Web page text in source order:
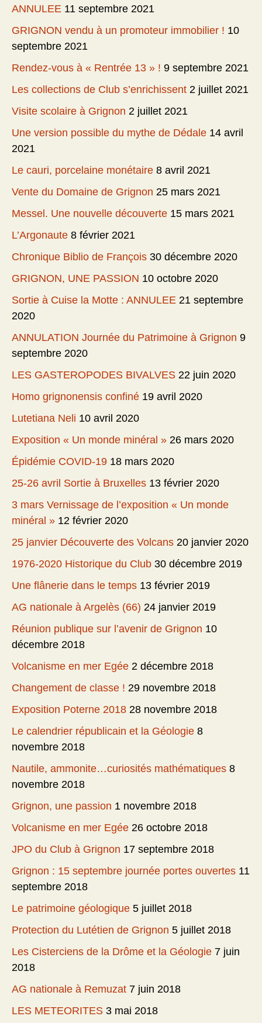
ANNULEE 11 septembre 2021
GRIGNON vendu à un promoteur immobilier ! 10
septembre 2021
Rendez-vous à « Rentrée 13 » ! 9 septembre 2021
Les collections de Club s’enrichissent 2 juillet 2021
Visite scolaire à Grignon 2 juillet 2021
Une version possible du mythe de Dédale 14 avril
2021
Le cauri, porcelaine monétaire 8 avril 2021
Vente du Domaine de Grignon 25 mars 2021
Messel. Une nouvelle découverte 15 mars 2021
L’Argonaute 8 février 2021
Chronique Biblio de François 30 décembre 2020
GRIGNON, UNE PASSION 10 octobre 2020
Sortie à Cuise la Motte : ANNULEE 21 septembre
2020
ANNULATION Journée du Patrimoine à Grignon 9
septembre 2020
LES GASTEROPODES BIVALVES 22 juin 2020
Homo grignonensis confiné 19 avril 2020
Lutetiana Neli 10 avril 2020
Exposition « Un monde minéral » 26 mars 2020
Épidémie COVID-19 18 mars 2020
25-26 avril Sortie à Bruxelles 13 février 2020
3 mars Vernissage de l’exposition « Un monde
minéral » 12 février 2020
25 janvier Découverte des Volcans 20 janvier 2020
1976-2020 Historique du Club 30 décembre 2019
Une flânerie dans le temps 13 février 2019
AG nationale à Argelès (66) 24 janvier 2019
Réunion publique sur l’avenir de Grignon 10
décembre 2018
Volcanisme en mer Egée 2 décembre 2018
Changement de classe ! 29 novembre 2018
Exposition Poterne 2018 28 novembre 2018
Le calendrier républicain et la Géologie 8
novembre 2018
Nautile, ammonite…curiosités mathématiques 8
novembre 2018
Grignon, une passion 1 novembre 2018
Volcanisme en mer Egée 26 octobre 2018
JPO du Club à Grignon 17 septembre 2018
Grignon : 15 septembre journée portes ouvertes 11
septembre 2018
Le patrimoine géologique 5 juillet 2018
Protection du Lutétien de Grignon 5 juillet 2018
Les Cisterciens de la Drôme et la Géologie 7 juin
2018
AG nationale à Remuzat 7 juin 2018
LES METEORITES 3 mai 2018